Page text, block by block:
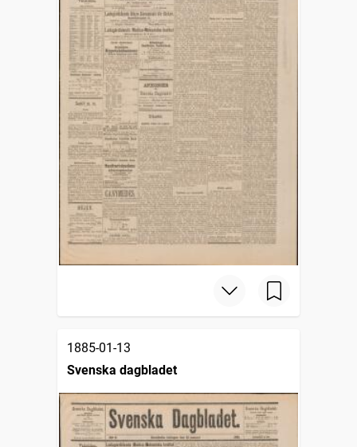
1885-01-13
Svenska dagbladet